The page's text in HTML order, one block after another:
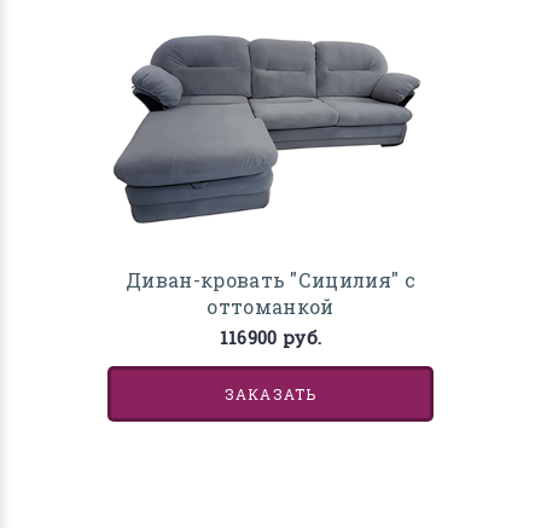
Диван-кровать "Сицилия" с
оттоманкой
116900 руб.
ЗАКАЗАТЬ